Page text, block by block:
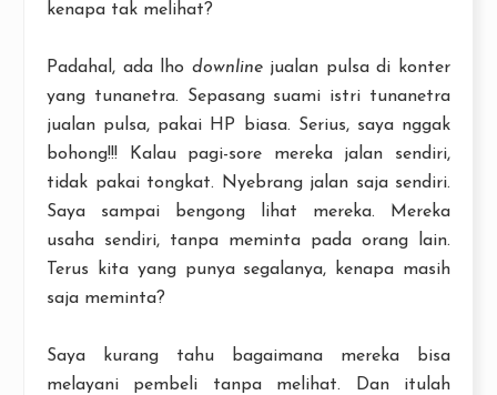
kenapa tak melihat?
Padahal, ada lho downlinejualan pulsa di konter
yang tunanetra. Sepasang suami istri tunanetra
jualan pulsa, pakai HP biasa. Serius, saya nggak
bohong!!! Kalau pagi-sore mereka jalan sendiri,
tidak pakai tongkat. Nyebrang jalan saja sendiri.
Saya sampai bengong lihat mereka. Mereka
usaha sendiri, tanpa meminta pada orang lain.
Terus kita yang punya segalanya, kenapa masih
saja meminta?
Saya kurang tahu bagaimana mereka bisa
melayani pembeli tanpa melihat. Dan itulah